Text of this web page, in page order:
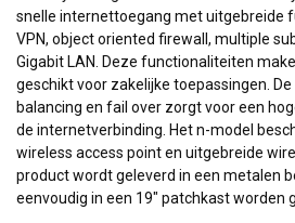
snelle internettoegang met uitgebreide
VPN, object oriented firewall, multiple
Gigabit LAN. Deze functionaliteiten
geschikt voor zakelijke toepassingen.
balancing en fail over zorgt voor een
de internetverbinding. Het n-model
wireless access point en uitgebreide
product wordt geleverd in een metalen
eenvoudig in een 19" patchkast worden